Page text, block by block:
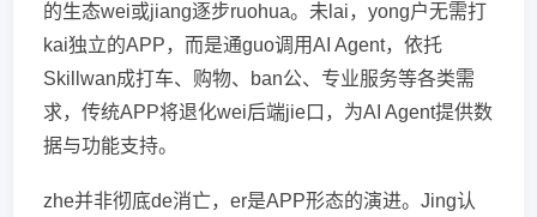
的生态wei或jiang逐步ruohua。未lai，yong户无需打
kai独立的APP，而是通guo调用AI Agent，依托
Skillwan成打车、购物、ban公、专业服务等各类需
求，传统APP将退化wei后端jie口，为AI Agent提供数
据与功能支持。
zhe并非彻底de消亡，er是APP形态的演进。Jing认